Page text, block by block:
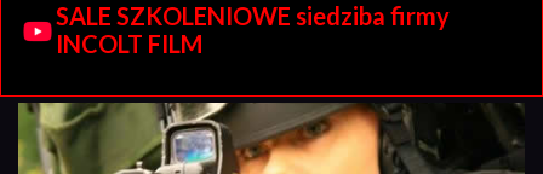
SALE SZKOLENIOWE siedziba firmy
INCOLT FILM